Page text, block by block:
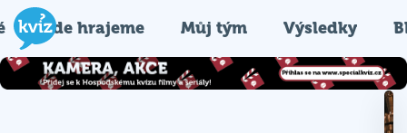
Kde hrajeme Můj tým Výsledky